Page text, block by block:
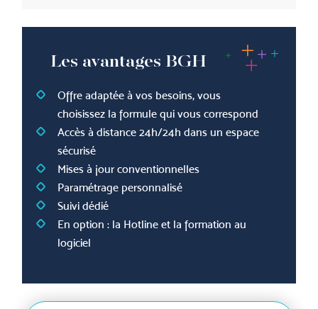
Les avantages BGH
Offre adaptée à vos besoins, vous
choisissez la formule qui vous correspond
Accès à distance 24h/24h dans un espace
sécurisé
Mises à jour conventionnelles
Paramétrage personnalisé
Suivi dédié
En option : la Hotline et la formation au
logiciel